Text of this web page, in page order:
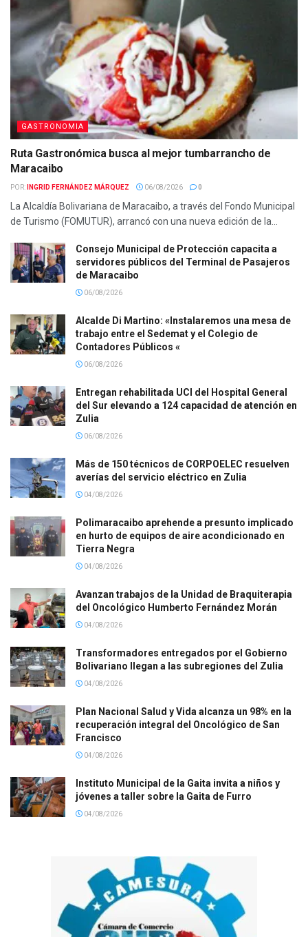
GASTRONOMIA
Ruta Gastronómica busca al mejor tumbarrancho de
Maracaibo
POR: INGRID FERNÁNDEZ MÁRQUEZ 06/08/2026 0
La Alcaldía Bolivariana de Maracaibo, a través del Fondo Municipal
de Turismo (FOMUTUR), arrancó con una nueva edición de la...
Consejo Municipal de Protección capacita a
servidores públicos del Terminal de Pasajeros
de Maracaibo
06/08/2026
Alcalde Di Martino: «Instalaremos una mesa de
trabajo entre el Sedemat y el Colegio de
Contadores Públicos «
06/08/2026
Entregan rehabilitada UCI del Hospital General
del Sur elevando a 124 capacidad de atención en
Zulia
06/08/2026
Más de 150 técnicos de CORPOELEC resuelven
averías del servicio eléctrico en Zulia
04/08/2026
Polimaracaibo aprehende a presunto implicado
en hurto de equipos de aire acondicionado en
Tierra Negra
04/08/2026
Avanzan trabajos de la Unidad de Braquiterapia
del Oncológico Humberto Fernández Morán
04/08/2026
Transformadores entregados por el Gobierno
Bolivariano llegan a las subregiones del Zulia
04/08/2026
Plan Nacional Salud y Vida alcanza un 98% en la
recuperación integral del Oncológico de San
Francisco
04/08/2026
Instituto Municipal de la Gaita invita a niños y
jóvenes a taller sobre la Gaita de Furro
04/08/2026